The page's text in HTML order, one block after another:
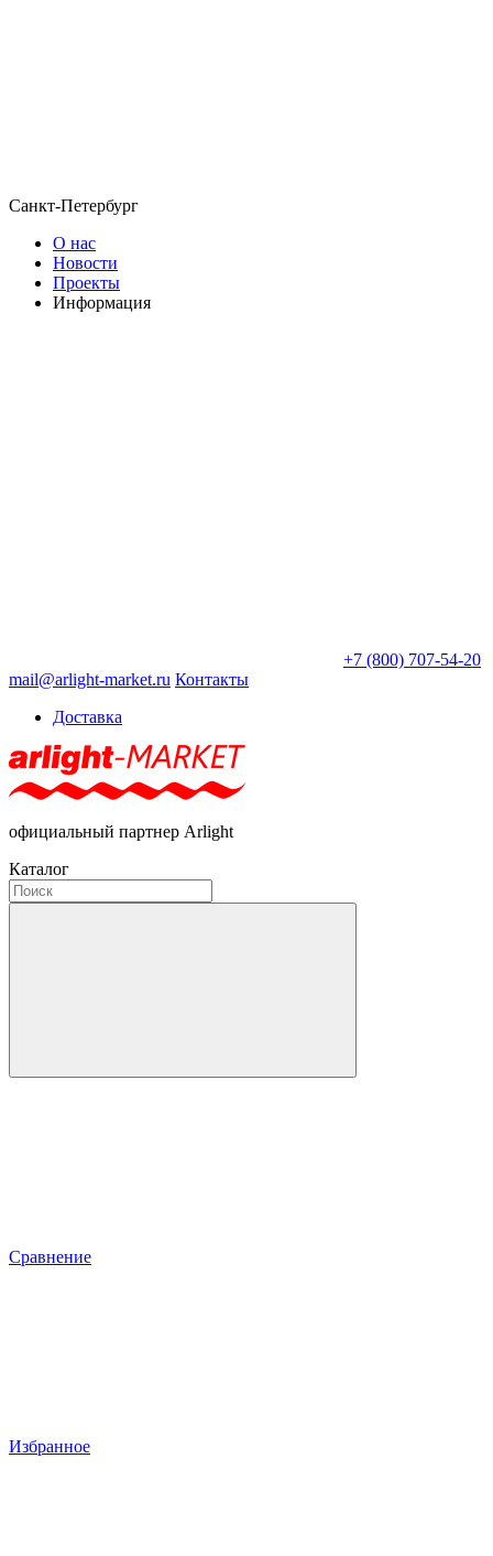
Санкт-Петербург
О нас
Новости
Проекты
Информация
+7 (800) 707-54-20
mail@arlight-market.ru Контакты
Доставка
официальный партнер Arlight
Каталог
Сравнение
Избранное